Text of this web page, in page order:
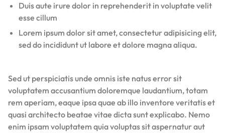
Duis aute irure dolor in reprehenderit in voluptate velit
esse cillum
Lorem ipsum dolor sit amet, consectetur adipisicing elit,
sed do incididunt ut labore et dolore magna aliqua.
Sed ut perspiciatis unde omnis iste natus error sit
voluptatem accusantium doloremque laudantium, totam
rem aperiam, eaque ipsa quae ab illo inventore veritatis et
quasi architecto beatae vitae dicta sunt explicabo. Nemo
enim ipsam voluptatem quia voluptas sit aspernatur aut